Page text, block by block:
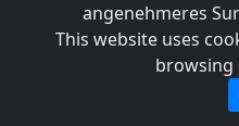
angenehmeres
This website uses
browsing